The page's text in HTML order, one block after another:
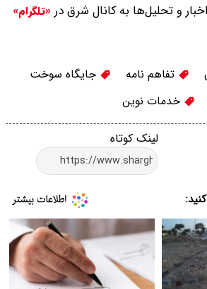
و تحلیل‌ها به کانال شرق در «تلگرام»
تفاهم نامه
جایگاه سوخت
خدمات نوین
لینک کوتاه